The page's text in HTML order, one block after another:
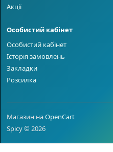
Акції
Особистий кабінет
Особистий кабінет
Історія замовлень
Закладки
Розсилка
Магазин наOpenCart
Spicy © 2026